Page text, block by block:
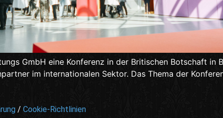
GmbH eine Konferenz in der Britischen Botschaft in
im internationalen Sektor. Das Thema der
/ Cookie-Richtlinien